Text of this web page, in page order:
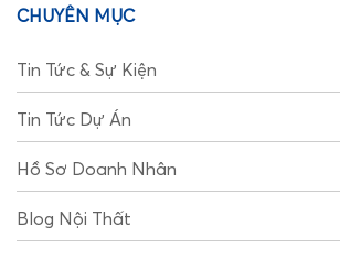
CHUYÊN MỤC
Tin Tức & Sự Kiện
Tin Tức Dự Án
Hồ Sơ Doanh Nhân
Blog Nội Thất